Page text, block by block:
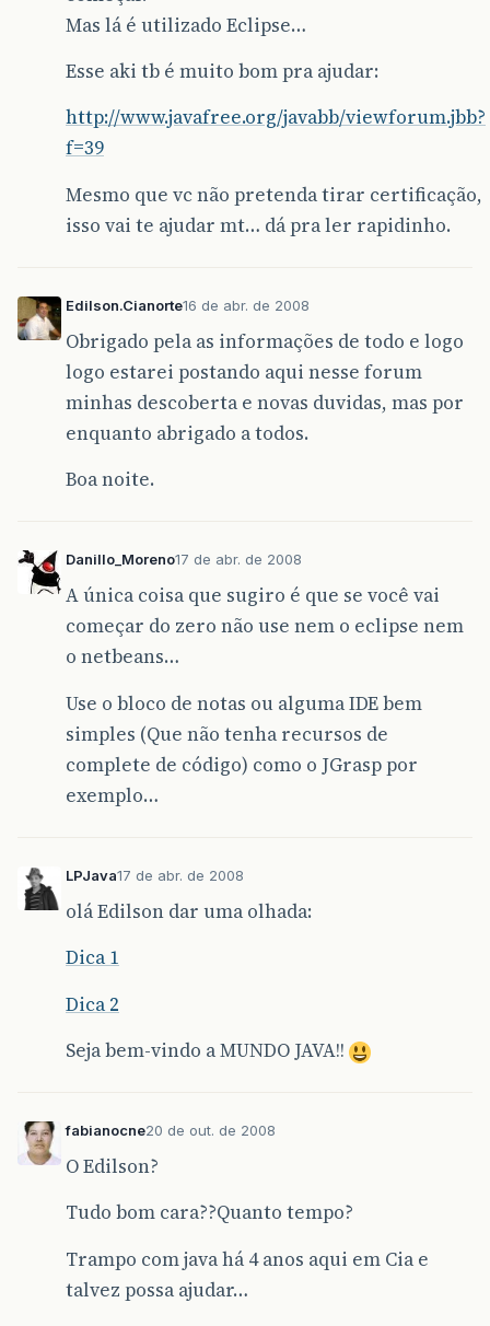
Mas lá é utilizado Eclipse…
Esse aki tb é muito bom pra ajudar:
http://www.javafree.org/javabb/viewforum.jbb?
f=39
Mesmo que vc não pretenda tirar certificação,
isso vai te ajudar mt… dá pra ler rapidinho.
Edilson.Cianorte16 de abr. de 2008
Obrigado pela as informações de todo e logo
logo estarei postando aqui nesse forum
minhas descoberta e novas duvidas, mas por
enquanto abrigado a todos.
Boa noite.
Danillo_Moreno17 de abr. de 2008
A única coisa que sugiro é que se você vai
começar do zero não use nem o eclipse nem
o netbeans…
Use o bloco de notas ou alguma IDE bem
simples (Que não tenha recursos de
complete de código) como o JGrasp por
exemplo…
LPJava17 de abr. de 2008
olá Edilson dar uma olhada:
Dica 1
Dica 2
Seja bem-vindo a MUNDO JAVA!!
fabianocne20 de out. de 2008
O Edilson?
Tudo bom cara??Quanto tempo?
Trampo com java há 4 anos aqui em Cia e
talvez possa ajudar…